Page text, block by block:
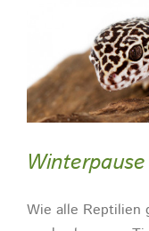
Wie alle Reptilien